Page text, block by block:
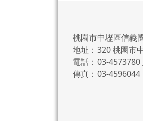
桃園市中壢區信義
地址：320 桃園市
電話：03-4573780
傳真：03-4596044